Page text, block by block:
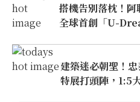
搭機告別落枕！阿
全球首創「U-
建築迷必朝聖！
特展打頭陣，1:5